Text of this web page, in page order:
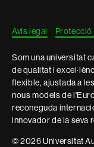
Avís legal Protecció
Som una universitat
de qualitat i
flexible, ajustada a
nous models de
reconeguda
innovador de la seva
© 2026 Universitat